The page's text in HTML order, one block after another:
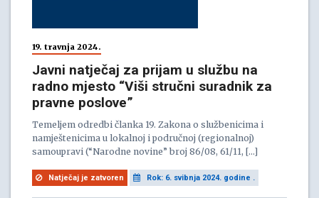
19. travnja 2024.
Javni natječaj za prijam u službu na
radno mjesto “Viši stručni suradnik za
pravne poslove”
Temeljem odredbi članka 19. Zakona o službenicima i
namještenicima u lokalnoj i područnoj (regionalnoj)
samoupravi (“Narodne novine” broj 86/08, 61/11, […]
Natječaj je zatvoren Rok: 6. svibnja 2024. godine .